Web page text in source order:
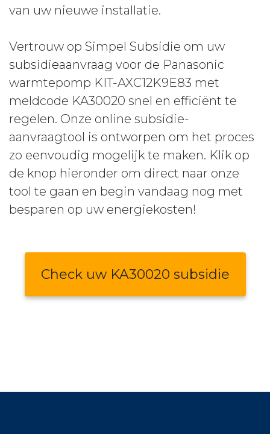
van uw nieuwe installatie.
Vertrouw op Simpel Subsidie om uw
subsidieaanvraag voor de Panasonic
warmtepomp KIT-AXC12K9E83 met
meldcode KA30020 snel en efficiënt te
regelen. Onze online subsidie-
aanvraagtool is ontworpen om het proces
zo eenvoudig mogelijk te maken. Klik op
de knop hieronder om direct naar onze
tool te gaan en begin vandaag nog met
besparen op uw energiekosten!
Check uw KA30020 subsidie